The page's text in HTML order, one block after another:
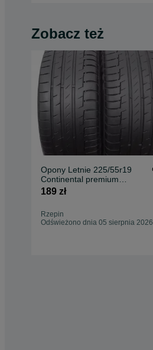
Zobacz też
Opony Letnie 225/55r19
Continental premium
contact 6 225/55/19 2x
189 zł
Rzepin
Odświeżono dnia 05 sierpnia 2026